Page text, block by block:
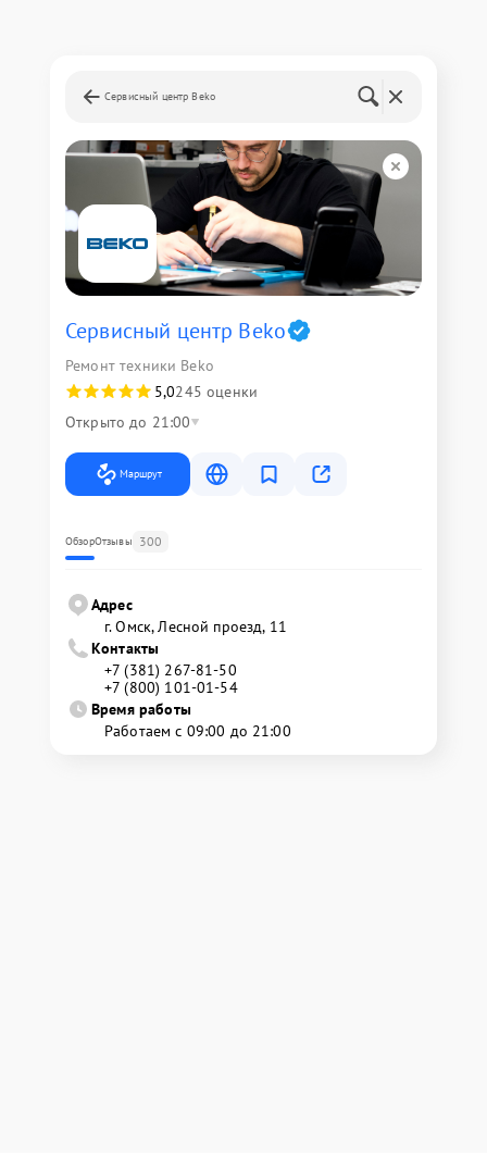
Сервисный центр Beko
Сервисный центр Beko
Ремонт техники Beko
5,0245 оценки
Открыто до 21:00
Маршрут
ОбзорОтзывы 300
Адрес
г. Омск, ​Лесной проезд, 11
Контакты
+7 (381) 267-81-50
+7 (800) 101-01-54
Время работы
Работаем с 09:00 до 21:00